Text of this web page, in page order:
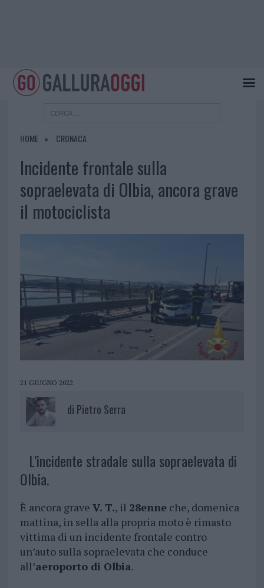
HOME CRONACA
Incidente frontale sulla
sopraelevata di Olbia, ancora grave
il motociclista
21 GIUGNO 2022
di Pietro Serra
L’incidente stradale sulla sopraelevata di
Olbia.
È ancora grave V. T., il 28enneche, domenica
mattina, in sella alla propria moto è rimasto
vittima di un incidente frontale contro
un’auto sulla sopraelevata che conduce
all’aeroporto di Olbia.